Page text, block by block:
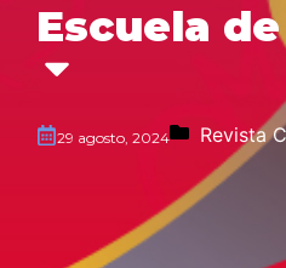
Escuela
29 agosto, 2024 Revista